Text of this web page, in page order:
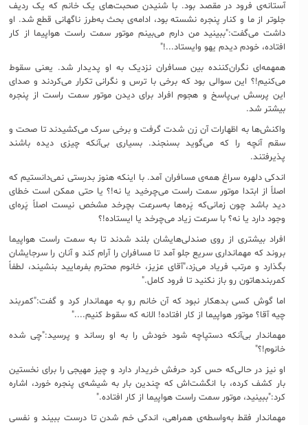
آستانه‌ی فرود در مقصد بود. با شنیدن صحبت‌های یک خانم که یک ردیف
جلوتر از ما و کنار پنجره نشسته بود، ادامه‌ی بحث به‌طرز ناگهانی قطع شد. او
داشت می‌گفت:"ببینید من دارم می‌بینم موتور سمت راست هواپیما از کار
افتاده، خودم دیدم یهو وایستاد...!"
همهمه‌ای نگران‌کننده بین مسافران نزدیک به او پدیدار شد. یعنی سقوط
می‌کنیم!؟ این سوالی بود که برخی با ترس و نگرانی تکرار می‌کردند و صدای
این پرسش ‌بی‌پاسخ و هجوم افراد برای دیدن موتور سمت راست از پنجره
بیشتر شد.
واکنش‌ها به اظهارات آن زن شدت گرفت و برخی سرک می‌کشیدند تا صحت و
سقم آنچه را که می‌گوید بسنجند. بسیاری بی‌‌‌آنکه چیزی دیده باشند
پذیرفتند.
اندکی دلهره سراغ همه‌ی مسافران آمد. با اینکه هنوز بدرستی نمی‌دانستیم که
اصلاً از ابتدا موتور سمت راست می‌چرخید یا نه!؟ یا حتی ممکن است خطای
دید باشد چون زمانی‌که پَره‌ها به‌سرعت بچرخد مشخص نیست اصلاً پَره‌ای
وجود دارد یا نه؟ با سرعت زیاد می‌چرخد یا ایستاده!؟
افراد بیشتری از روی صندلی‌هایشان بلند شدند تا به سمت راست هواپیما
بروند که مهمانداری سریع جلو آمد تا مسافران را آرام کند و آنان را سرجایشان
بگذارد و مرتب فریاد می‌زد،"آقای عزیز، خانوم محترم بفرمایید بنشیند، لطفاً
کمربندهاتون رو باز نکنید تا فرود کامل."
اما گوش کسی بدهکار نبود که آن خانم رو به مهماندار کرد و گفت:"کمربند
چیه آقا؟ موتور هواپیما از کار افتاده! الانه که سقوط کنیم...."
مهماندار بی‌آنکه دستپاچه شود خودش را به او رساند و پرسید:"چی شده
خانوم!؟"
او نیز در حالی‌که حس کرد حرفش خریدار دارد و چیز مهیجی را برای نخستین
بار کشف کرده، با انگشت‌اش که چندین بار به شیشه‌ی پنجره خورد، اشاره
کرد:"ببینید، موتور سمت راست هواپیما از کار افتاده."
مهماندار فقط به‌واسطه‌ی همراهی، اندکی خم شدن تا درست ببیند و نفسی